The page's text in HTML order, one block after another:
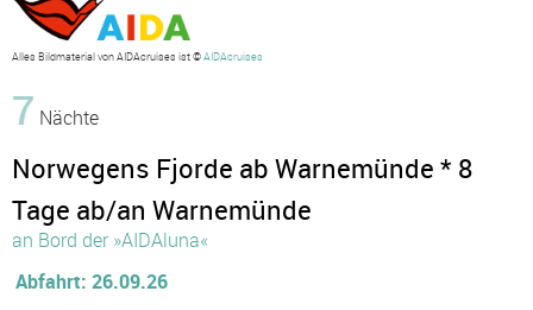
Alles Bildmaterial von AIDAcruises ist ©AIDAcruises
7 Nächte
Norwegens Fjorde ab Warnemünde * 8
Tage ab/an Warnemünde
an Bord der »AIDAluna«
Abfahrt: 26.09.26